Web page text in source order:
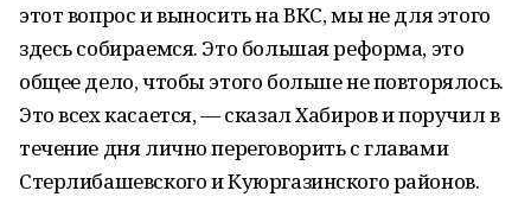
этот вопрос и выносить на ВКС, мы не для этого
здесь собираемся. Это большая реформа, это
общее дело, чтобы этого больше не повторялось.
Это всех касается, — сказал Хабиров и поручил в
течение дня лично переговорить с главами
Стерлибашевского и Куюргазинского районов.